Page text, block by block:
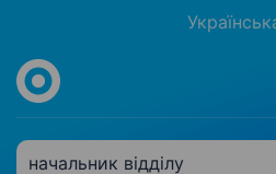
начальник відділу